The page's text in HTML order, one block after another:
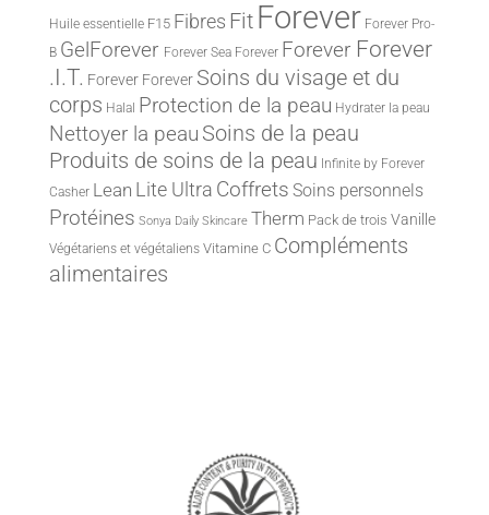
Huile essentielle F15 Fibres Fit Forever Forever Pro-
B GelForever Forever Sea Forever Forever Forever
.I.T. Forever Forever Soins du visage et du
corps Halal Protection de la peau Hydrater la peau
Nettoyer la peau Soins de la peau
Produits de soins de la peau Infinite by Forever
Casher Lean Lite Ultra Coffrets Soins personnels
Protéines Sonya Daily Skincare Therm Pack de trois Vanille
Végétariens et végétaliens Vitamine C Compléments
alimentaires